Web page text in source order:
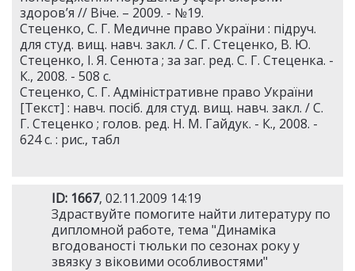
здоров’я // Віче. – 2009. - №19.
Стеценко, С. Г. Медичне право України : підруч.
для студ. вищ. навч. закл. / С. Г. Стеценко, В. Ю.
Стеценко, І. Я. Сенюта ; за заг. ред. С. Г. Стеценка. -
К., 2008. - 508 с.
Стеценко, С. Г. Адміністративне право України
[Текст] : навч. посіб. для студ. вищ. навч. закл. / С.
Г. Стеценко ; голов. ред. Н. М. Гайдук. - К., 2008. -
624 с. : рис., табл
ID: 1667, 02.11.2009 14:19
Здраствуйте помогите найти литературу по
дипломной работе, тема "Динаміка
вгодованості тюльки по сезонах року у
звязку з віковими особливостями"